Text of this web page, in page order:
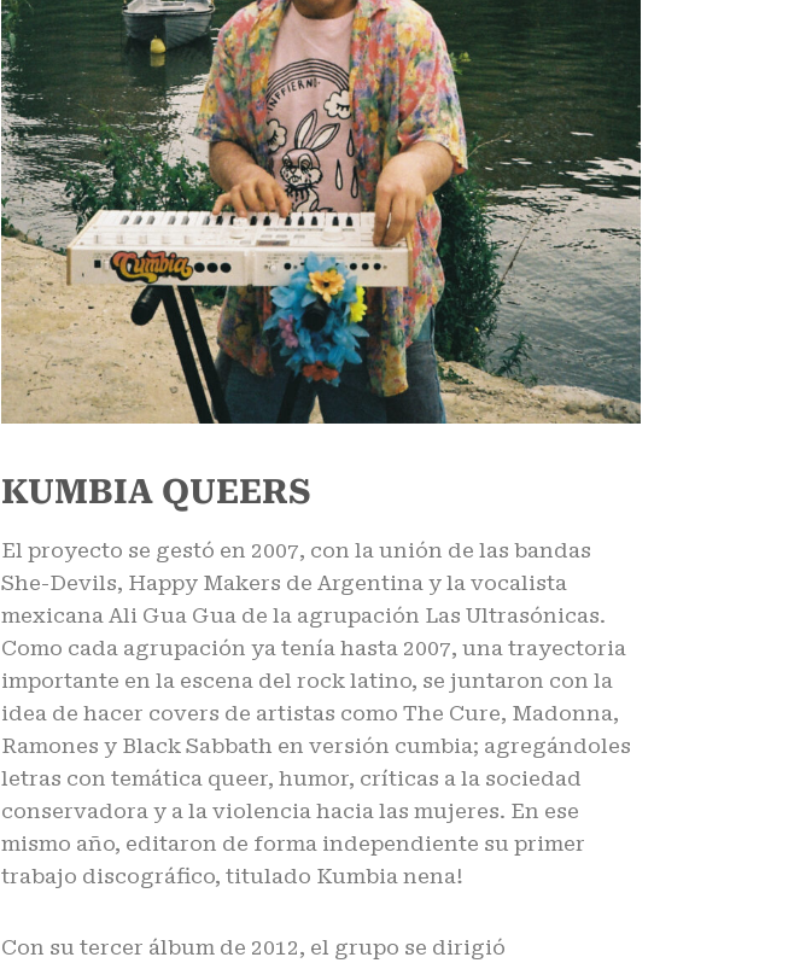
KUMBIA QUEERS
El proyecto se gestó en 2007, con la unión de las bandas
She-Devils, Happy Makers de Argentina y la vocalista
mexicana Ali Gua Gua de la agrupación Las Ultrasónicas.
Como cada agrupación ya tenía hasta 2007, una trayectoria
importante en la escena del rock latino, se juntaron con la
idea de hacer covers de artistas como The Cure, Madonna,
Ramones y Black Sabbath en versión cumbia; agregándoles
letras con temática queer, humor, críticas a la sociedad
conservadora y a la violencia hacia las mujeres. En ese
mismo año, editaron de forma independiente su primer
trabajo discográfico, titulado Kumbia nena!
Con su tercer álbum de 2012, el grupo se dirigió